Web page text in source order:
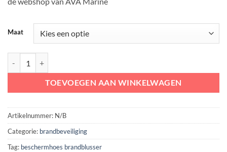
Maat
TOEVOEGEN AAN WINKELWAGEN
Artikelnummer: N/B
Categorie: brandbeveiliging
Tag: beschermhoes brandblusser